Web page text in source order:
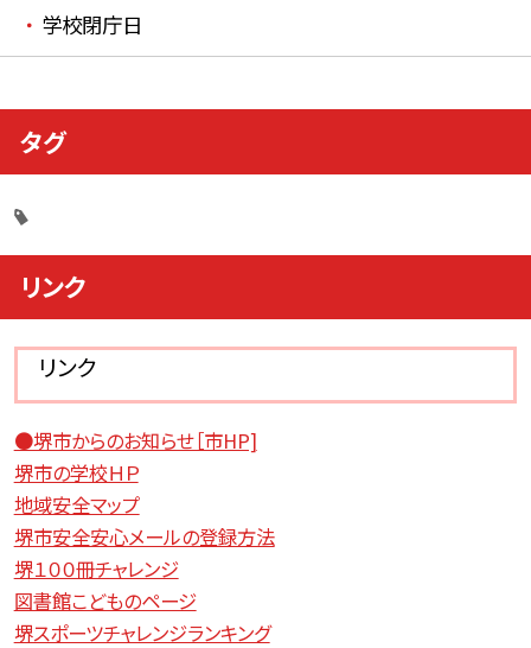
学校閉庁日
タグ
リンク
リンク
●堺市からのお知らせ［市HP]
堺市の学校ＨＰ
地域安全マップ
堺市安全安心メールの登録方法
堺１００冊チャレンジ
図書館こどものページ
堺スポーツチャレンジランキング